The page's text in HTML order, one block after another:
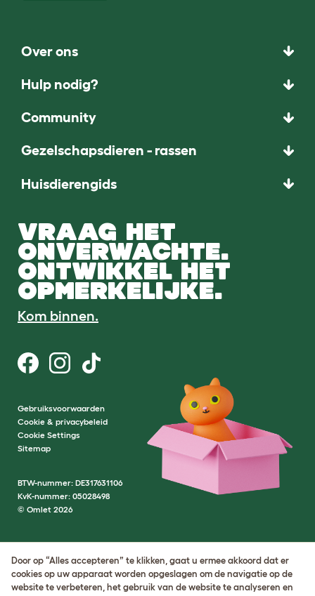
Over ons
Hulp nodig?
Community
Gezelschapsdieren - rassen
Huisdierengids
VRAAG HET
ONVERWACHTE.
ONTWIKKEL HET
OPMERKELIJKE.
Kom binnen.
Gebruiksvoorwaarden
Cookie & privacybeleid
Cookie Settings
Sitemap
BTW-nummer: DE317631106
KvK-nummer: 05028498
© Omlet 2026
Door op “Alles accepteren” te klikken, gaat u ermee akkoord dat er
cookies op uw apparaat worden opgeslagen om de navigatie op de
website te verbeteren, het gebruik van de website te analyseren en